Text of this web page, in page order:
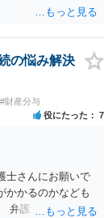
の悩み解決
#財産分与
役にたった 7
士さんにお願いで
かかるのかなども
弁護士と直接面談